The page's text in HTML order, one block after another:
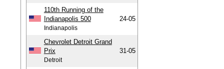
110th Running of the
Indianapolis 500
Indianapolis
24-05
Chevrolet Detroit Grand
Prix
Detroit
31-05